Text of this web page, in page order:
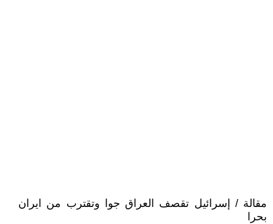
مقالة / إسرائيل تقصف العراق جوا وتقترب من ايران
بحرا